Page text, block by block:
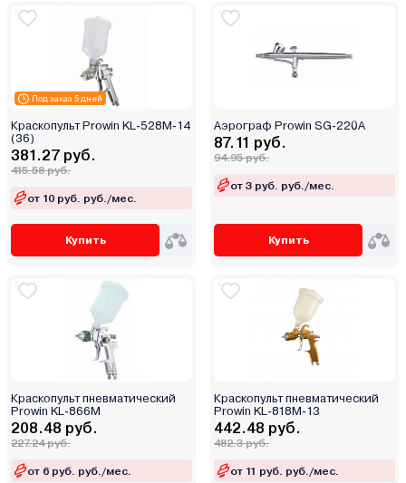
Штуцер
Металл
Пластик
Под заказ 5 дней
Краскопульт Prowin KL-528M-14
(36)
381.27 руб.
415.58 руб.
от 10 руб. руб./мес.
Купить
Аэрограф Prowin SG-220A
87.11 руб.
94.95 руб.
от 3 руб. руб./мес.
Купить
Краскопульт пневматический
Prowin KL-866M
208.48 руб.
227.24 руб.
от 6 руб. руб./мес.
Краскопульт пневматический
Prowin KL-818M-13
442.48 руб.
482.3 руб.
от 11 руб. руб./мес.